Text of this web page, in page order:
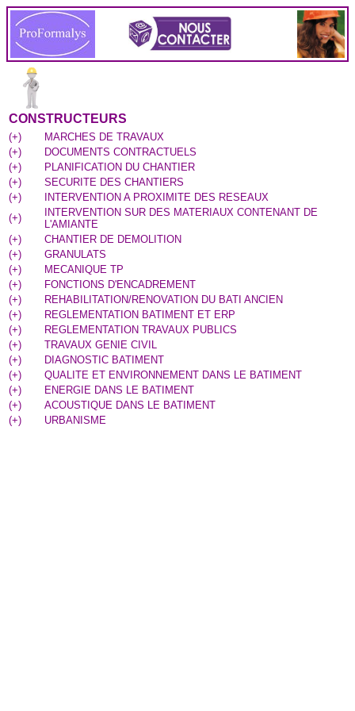
CONSTRUCTEURS
(+)
MARCHES DE TRAVAUX
(+)
DOCUMENTS CONTRACTUELS
(+)
PLANIFICATION DU CHANTIER
(+)
SECURITE DES CHANTIERS
(+)
INTERVENTION A PROXIMITE DES RESEAUX
(+)
INTERVENTION SUR DES MATERIAUX CONTENANT DE
L'AMIANTE
(+)
CHANTIER DE DEMOLITION
(+)
GRANULATS
(+)
MECANIQUE TP
(+)
FONCTIONS D'ENCADREMENT
(+)
REHABILITATION/RENOVATION DU BATI ANCIEN
(+)
REGLEMENTATION BATIMENT ET ERP
(+)
REGLEMENTATION TRAVAUX PUBLICS
(+)
TRAVAUX GENIE CIVIL
(+)
DIAGNOSTIC BATIMENT
(+)
QUALITE ET ENVIRONNEMENT DANS LE BATIMENT
(+)
ENERGIE DANS LE BATIMENT
(+)
ACOUSTIQUE DANS LE BATIMENT
(+) URBANISME